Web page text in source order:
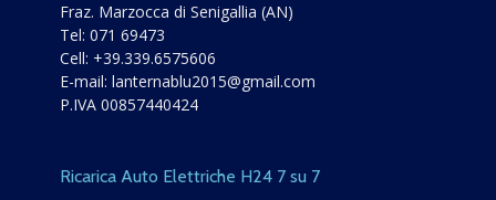
Fraz. Marzocca di Senigallia (AN)
Tel: 071 69473
Cell: +39.339.6575606
E-mail: lanternablu2015@gmail.com
P.IVA 00857440424
Ricarica Auto Elettriche H24 7 su 7